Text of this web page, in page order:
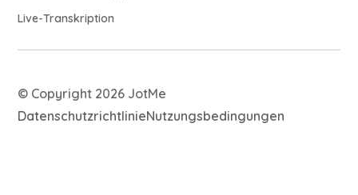
Live-Transkription
© Copyright 2026 JotMe
DatenschutzrichtlinieNutzungsbedingungen